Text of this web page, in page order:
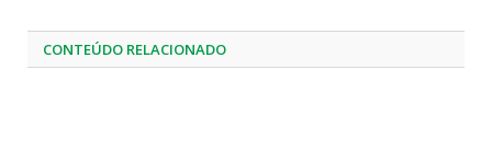
CONTEÚDO RELACIONADO